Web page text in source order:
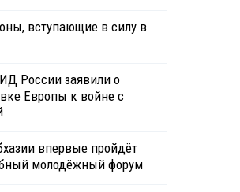
вступающие в силу в
России заявили о
Европы к войне с
впервые пройдёт
молодёжный форум